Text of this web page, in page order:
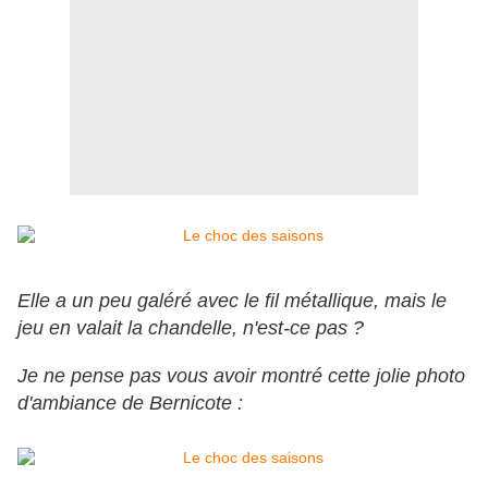
Elle a un peu galéré avec le fil métallique, mais le
jeu en valait la chandelle, n'est-ce pas ?
Je ne pense pas vous avoir montré cette jolie photo
d'ambiance de Bernicote :